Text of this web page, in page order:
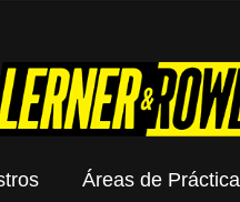
Áreas de Práctica